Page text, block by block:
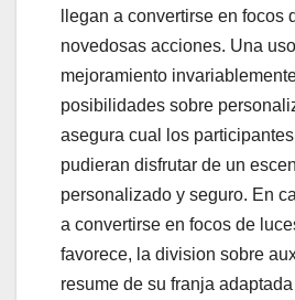
llegan a convertirse en focos
novedosas acciones. Una
mejoramiento
posibilidades sobre
asegura cual los
pudieran disfrutar de un
personalizado y seguro. En
a convertirse en focos de
favorece, la division sobre
resume de su franja